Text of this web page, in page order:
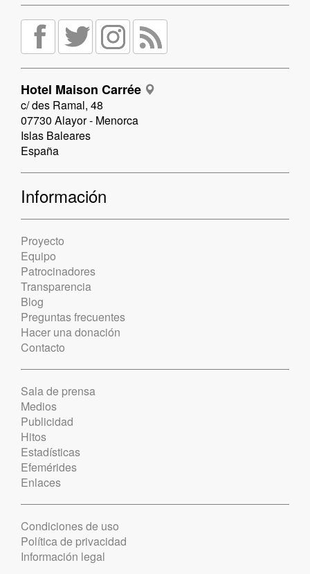
Hotel Maison Carrée
c/ des Ramal, 48
07730 Alayor - Menorca
Islas Baleares
España
Información
Proyecto
Equipo
Patrocinadores
Transparencia
Blog
Preguntas frecuentes
Hacer una donación
Contacto
Sala de prensa
Medios
Publicidad
Hitos
Estadísticas
Efemérides
Enlaces
Condiciones de uso
Política de privacidad
Información legal